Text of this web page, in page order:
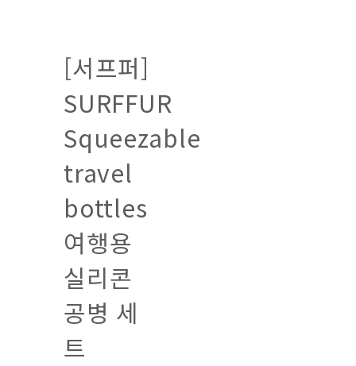
[서프퍼]
SURFFUR
Squeezable
travel
bottles
여행용
실리콘
공병 세
트